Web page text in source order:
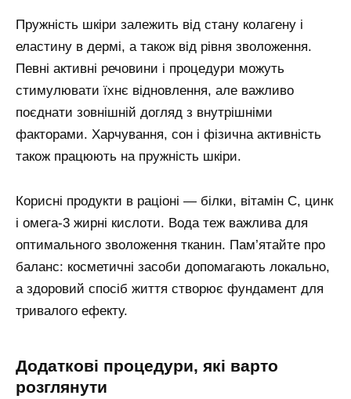
Пружність шкіри залежить від стану колагену і
еластину в дермі, а також від рівня зволоження.
Певні активні речовини і процедури можуть
стимулювати їхнє відновлення, але важливо
поєднати зовнішній догляд з внутрішніми
факторами. Харчування, сон і фізична активність
також працюють на пружність шкіри.
Корисні продукти в раціоні — білки, вітамін С, цинк
і омега-3 жирні кислоти. Вода теж важлива для
оптимального зволоження тканин. Пам’ятайте про
баланс: косметичні засоби допомагають локально,
а здоровий спосіб життя створює фундамент для
тривалого ефекту.
додаткові процедури, які варто
розглянути